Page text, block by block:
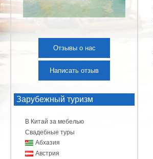
Отзывы о нас
Написать отзыв
Зарубежный туризм
В Китай за мебелью
Свадебные туры
Абхазия
Австрия